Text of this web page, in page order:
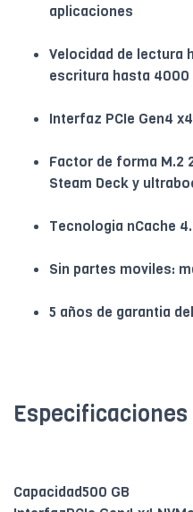
aplicaciones
Velocidad de lectura
escritura hasta 4000
Interfaz PCIe Gen4
Factor de forma M.2
Steam Deck y
Tecnologia nCache
Sin partes moviles:
5 años de garantia
Capacidad500 GB